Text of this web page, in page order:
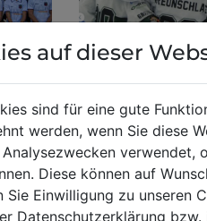
Askö
auf dieser
sind für eine gute
werden, wenn Sie diese
verwendet,
Diese können auf
Einwilligung zu unseren
Datenschutzerklärung bzw.